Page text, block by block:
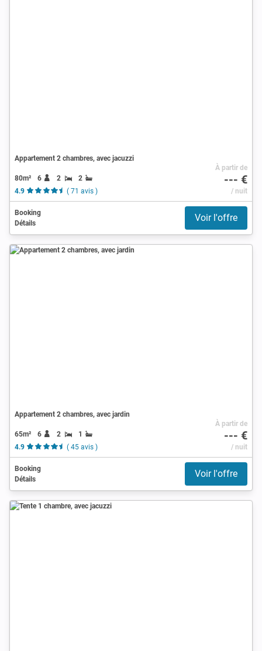
Appartement 2 chambres, avec jacuzzi
80m² 6 2
2
4.9
( 71 avis )
À partir de
--- €
/ nuit
Booking
Détails
Voir l'offre
Appartement 2 chambres, avec jardin
65m² 6 2
1
4.9
( 45 avis )
À partir de
--- €
/ nuit
Booking
Détails
Voir l'offre